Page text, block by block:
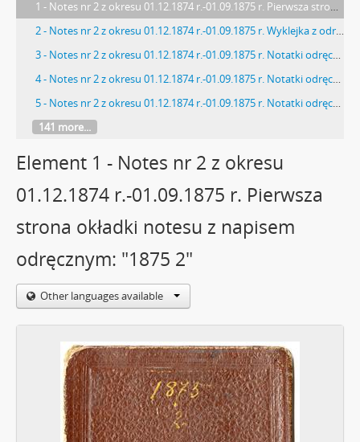
1 - Notes nr 2 z okresu 01.12.1874 r.-01.09.1875 r. Pierwsza strona okładki notesu z napisem odręcznym: "1875 2"
2 - Notes nr 2 z okresu 01.12.1874 r.-01.09.1875 r. Wyklejka z odręcznymi notatkami Erazma Majewskiego i jego podpisem: "[…] 1 grudnia 1874 do […]'
3 - Notes nr 2 z okresu 01.12.1874 r.-01.09.1875 r. Notatki odręczne Erazma Majewskiego ze spisem preparatów: "Mam preparatów mikroskopicznych: […]"
4 - Notes nr 2 z okresu 01.12.1874 r.-01.09.1875 r. Notatki odręczne Erazma Majewskiego ze spisem preparatów (cd.): "13-15 Quercus robur […]"
5 - Notes nr 2 z okresu 01.12.1874 r.-01.09.1875 r. Notatki odręczne Erazma Majewskiego ze spisem preparatów (cd.): "[…] 94-96 Rosa canina […]"
141 more...
Element 1 - Notes nr 2 z okresu
01.12.1874 r.-01.09.1875 r. Pierwsza
strona okładki notesu z napisem
odręcznym: "1875 2"
Other languages available